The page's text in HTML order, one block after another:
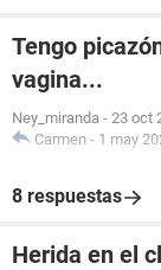
Tengo
vagina...
Ney_miranda - 23 oct
Carmen - 1 may
8 respuestas
Herida en el